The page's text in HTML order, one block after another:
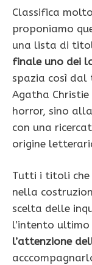
Classifica
proponiamo
una lista di
finale uno dei
spazia così dal
Agatha
horror, sino
con una
origine
Tutti i titoli che
nella
scelta delle
l’intento ultimo
l’attenzione